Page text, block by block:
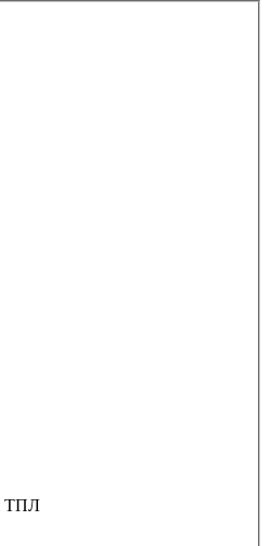
ТПЛ